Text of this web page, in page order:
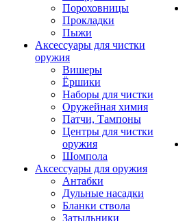
Пороховницы
Прокладки
Пыжи
Аксессуары для чистки
оружия
Вишеры
Ёршики
Наборы для чистки
Оружейная химия
Патчи, Тампоны
Центры для чистки
оружия
Шомпола
Аксессуары для оружия
Антабки
Дульные насадки
Бланки ствола
Затыльники